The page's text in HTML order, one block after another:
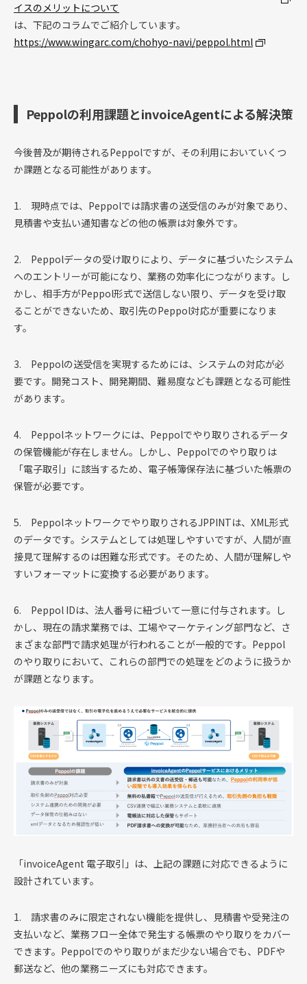
イスのメリットについて
は、下記のコラムでご紹介しています。
https://www.wingarc.com/chohyo-navi/peppol.html
Peppolの利用課題とinvoiceAgentによる解決策
今後普及が期待されるPeppolですが、その利用においていくつ
か課題となる可能性があります。
1. 現時点では、Peppolでは請求書の送受信のみが対象であり、
見積書や支払い通知書などの他の帳票は対象外です。
2. Peppolデータの受け取りにより、データに基づいたシステム
へのエントリーが可能になり、業務の効率化につながります。し
かし、相手方がPeppol形式で送信しない限り、データを受け取
ることができないため、取引先のPeppol対応が重要になりま
す。
3. Peppolの送受信を実現するためには、システムの対応が必
要です。開発コスト、開発期間、難易度なども課題となる可能性
があります。
4. Peppolネットワークには、Peppolでやり取りされるデータ
の保管機能が存在しません。しかし、Peppolでのやり取りは
「電子取引」に該当するため、電子帳簿保存法に基づいた帳票の
保管が必要です。
5. Peppolネットワークでやり取りされるJPPINTは、XML形式
のデータです。システムとしては処理しやすいですが、人間が直
接見て理解するのは困難な形式です。そのため、人間が理解しや
すいフォーマットに変換する必要があります。
6. Peppol IDは、法人番号に紐づいて一意に付与されます。し
かし、現在の請求業務では、工場やマーケティング部門など、さ
まざまな部門で請求処理が行われることが一般的です。Peppol
のやり取りにおいて、これらの部門での処理をどのように扱うか
が課題となります。
「invoiceAgent 電子取引」は、上記の課題に対応できるように
設計されています。
1. 請求書のみに限定されない機能を提供し、見積書や受発注の
支払いなど、業務フロー全体で発生する帳票のやり取りをカバー
できます。Peppolでのやり取りがまだ少ない場合でも、PDFや
郵送など、他の業務ニーズにも対応できます。